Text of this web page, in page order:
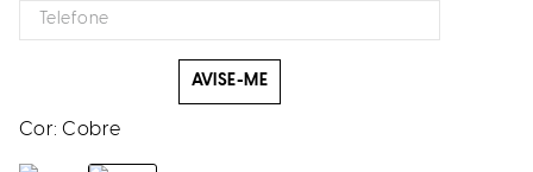
AVISE-ME
Cor:Cobre